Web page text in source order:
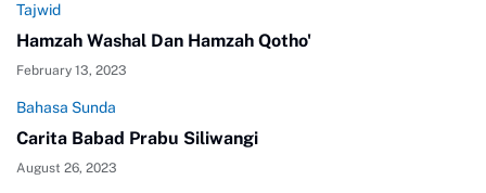
Tajwid
Hamzah Washal Dan Hamzah Qotho'
February 13, 2023
Bahasa Sunda
Carita Babad Prabu Siliwangi
August 26, 2023